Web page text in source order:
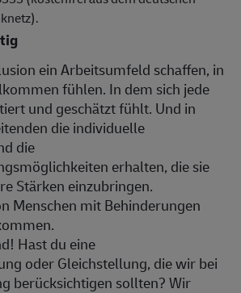
ein Arbeitsumfeld schaffen, in
fühlen. In dem sich jede
und geschätzt fühlt. Und in
die individuelle
die
erhalten, die sie
Stärken einzubringen.
Menschen mit Behinderungen
Hast du eine
oder Gleichstellung, die wir bei
berücksichtigen sollten? Wir